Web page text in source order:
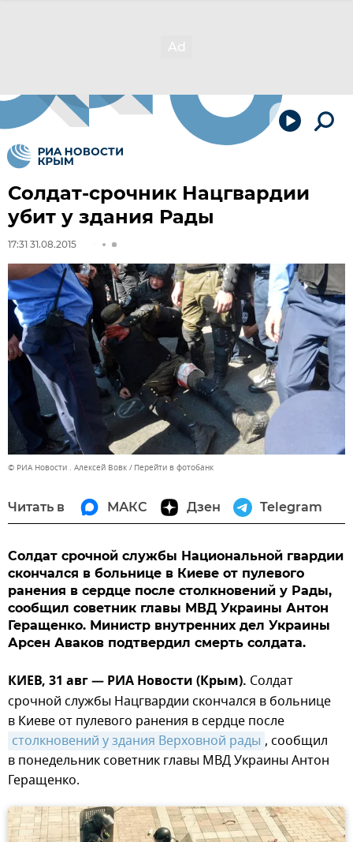
Солдат-срочник Нацгвардии
убит у здания Рады
17:31 31.08.2015
© РИА Новости . Алексей Вовк Перейти в фотобанк
Читать в МАКС Дзен Telegram
Солдат срочной службы Национальной гвардии
скончался в больнице в Киеве от пулевого
ранения в сердце после столкновений у Рады,
сообщил советник главы МВД Украины Антон
Геращенко. Министр внутренних дел Украины
Арсен Аваков подтвердил смерть солдата.
КИЕВ, 31 авг — РИА Новости (Крым). Солдат
срочной службы Нацгвардии скончался в больнице
в Киеве от пулевого ранения в сердце после
столкновений у здания Верховной рады , сообщил
в понедельник советник главы МВД Украины Антон
Геращенко.